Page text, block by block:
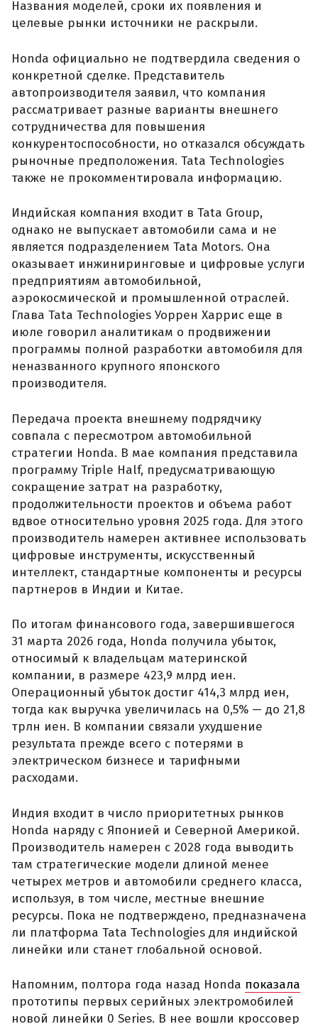
Названия моделей, сроки их появления и
целевые рынки источники не раскрыли.
Honda официально не подтвердила сведения о
конкретной сделке. Представитель
автопроизводителя заявил, что компания
рассматривает разные варианты внешнего
сотрудничества для повышения
конкурентоспособности, но отказался обсуждать
рыночные предположения. Tata Technologies
также не прокомментировала информацию.
Индийская компания входит в Tata Group,
однако не выпускает автомобили сама и не
является подразделением Tata Motors. Она
оказывает инжиниринговые и цифровые услуги
предприятиям автомобильной,
аэрокосмической и промышленной отраслей.
Глава Tata Technologies Уоррен Харрис еще в
июле говорил аналитикам о продвижении
программы полной разработки автомобиля для
неназванного крупного японского
производителя.
Передача проекта внешнему подрядчику
совпала с пересмотром автомобильной
стратегии Honda. В мае компания представила
программу Triple Half, предусматривающую
сокращение затрат на разработку,
продолжительности проектов и объема работ
вдвое относительно уровня 2025 года. Для этого
производитель намерен активнее использовать
цифровые инструменты, искусственный
интеллект, стандартные компоненты и ресурсы
партнеров в Индии и Китае.
По итогам финансового года, завершившегося
31 марта 2026 года, Honda получила убыток,
относимый к владельцам материнской
компании, в размере 423,9 млрд иен.
Операционный убыток достиг 414,3 млрд иен,
тогда как выручка увеличилась на 0,5% — до 21,8
трлн иен. В компании связали ухудшение
результата прежде всего с потерями в
электрическом бизнесе и тарифными
расходами.
Индия входит в число приоритетных рынков
Honda наряду с Японией и Северной Америкой.
Производитель намерен с 2028 года выводить
там стратегические модели длиной менее
четырех метров и автомобили среднего класса,
используя, в том числе, местные внешние
ресурсы. Пока не подтверждено, предназначена
ли платформа Tata Technologies для индийской
линейки или станет глобальной основой.
Напомним, полтора года назад Honda показала
прототипы первых серийных электромобилей
новой линейки 0 Series. В нее вошли кроссовер